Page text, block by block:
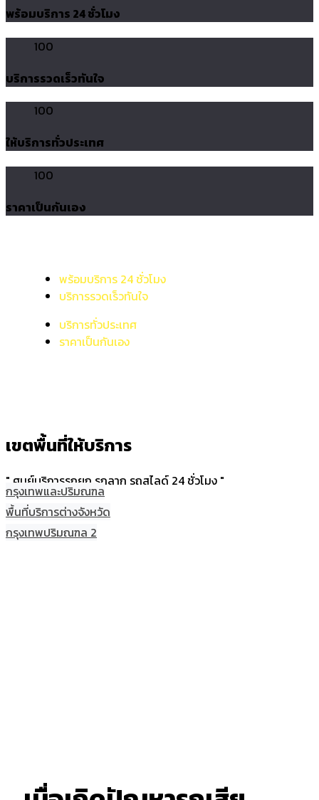
พร้อมบริการ 24 ชั่วโมง
100
บริการรวดเร็วทันใจ
100
ให้บริการทั่วประเทศ
100
ราคาเป็นกันเอง
พร้อมบริการ 24 ชั่วโมง
บริการรวดเร็วทันใจ
บริการทั่วประเทศ
ราคาเป็นกันเอง
เขตพื้นที่ให้บริการ
" ศูนย์บริการรถยก รถลาก รถสไลด์ 24 ชั่วโมง "
กรุงเทพและปริมณฑล
พื้นที่บริการต่างจังหวัด
กรุงเทพปริมณฑล 2